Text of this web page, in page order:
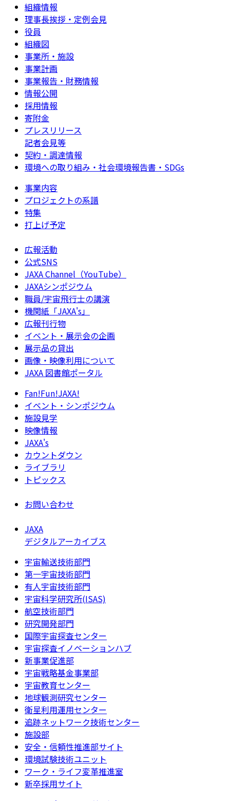
組織情報
理事長挨拶・定例会見
役員
組織図
事業所・施設
事業計画
事業報告・財務情報
情報公開
採用情報
寄附金
プレスリリース
記者会見等
契約・調達情報
環境への取り組み・社会環境報告書・SDGs
事業内容
プロジェクトの系譜
特集
打上げ予定
広報活動
公式SNS
JAXA Channel（YouTube）
JAXAシンポジウム
職員/宇宙飛行士の講演
機関紙「JAXA's」
広報刊行物
イベント・展示会の企画
展示品の貸出
画像・映像利用について
JAXA 図書館ポータル
Fan!Fun!JAXA!
イベント・シンポジウム
施設見学
映像情報
JAXA's
カウントダウン
ライブラリ
トピックス
お問い合わせ
JAXA
デジタルアーカイブス
宇宙輸送技術部門
第一宇宙技術部門
有人宇宙技術部門
宇宙科学研究所(ISAS)
航空技術部門
研究開発部門
国際宇宙探査センター
宇宙探査イノベーションハブ
新事業促進部
宇宙戦略基金事業部
宇宙教育センター
地球観測研究センター
衛星利用運用センター
追跡ネットワーク技術センター
施設部
安全・信頼性推進部サイト
環境試験技術ユニット
ワーク・ライフ変革推進室
新卒採用サイト